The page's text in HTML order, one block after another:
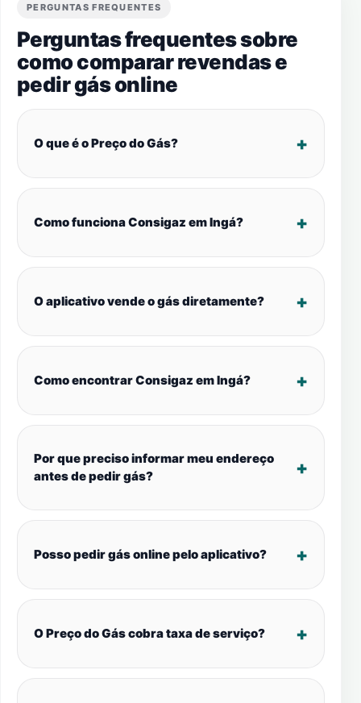
PERGUNTAS FREQUENTES
Perguntas frequentes sobre
como comparar revendas e
pedir gás online
O que é o Preço do Gás?
Como funciona Consigaz em Ingá?
O aplicativo vende o gás diretamente?
Como encontrar Consigaz em Ingá?
Por que preciso informar meu endereço
antes de pedir gás?
Posso pedir gás online pelo aplicativo?
O Preço do Gás cobra taxa de serviço?